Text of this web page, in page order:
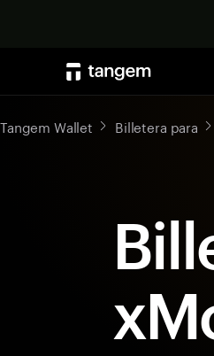
Tangem Wallet Billetera para